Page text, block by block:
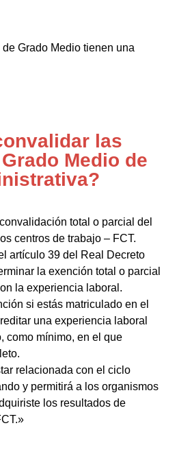
Grado Medio tienen una
las
Medio de
total o parcial del
centros de trabajo – FCT.
artículo 39 del Real Decreto
la exención total o parcial
la experiencia laboral.
si estás matriculado en el
una experiencia laboral
como mínimo, en el que
relacionada con el ciclo
y permitirá a los organismos
los resultados de